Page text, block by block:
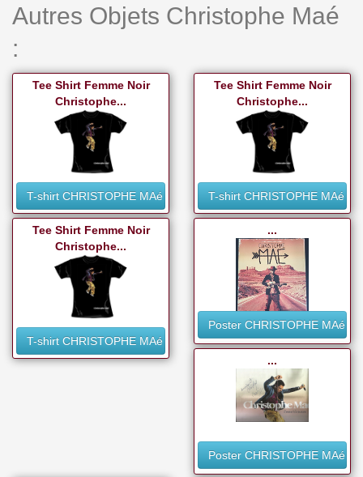
Autres Objets Christophe Maé
:
Tee Shirt Femme Noir
Christophe...
T-shirt CHRISTOPHE MAé
Tee Shirt Femme Noir
Christophe...
T-shirt CHRISTOPHE MAé
Tee Shirt Femme Noir
Christophe...
T-shirt CHRISTOPHE MAé
...
Poster CHRISTOPHE MAé
...
Poster CHRISTOPHE MAé